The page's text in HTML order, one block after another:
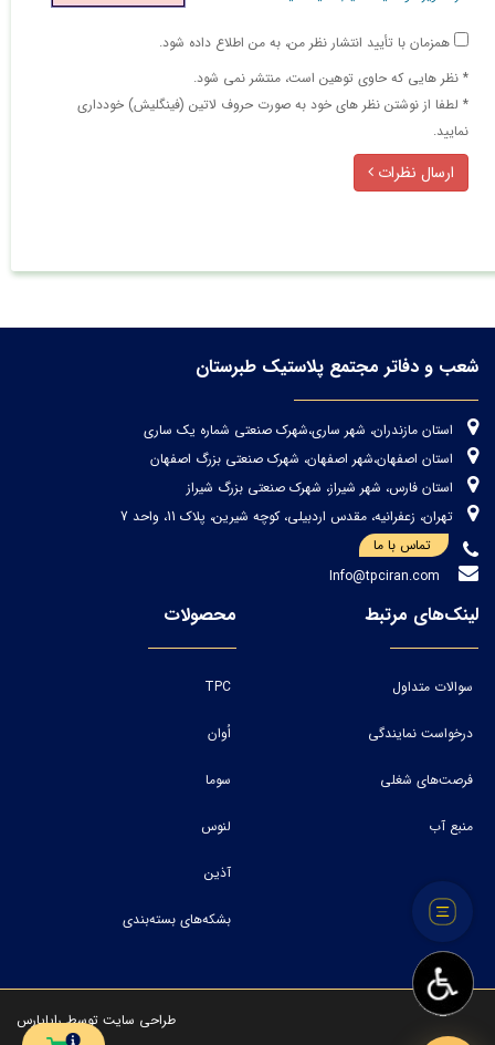
همزمان با تأیید انتشار نظر من، به من اطلاع داده شود.
* نظر هایی كه حاوی توهین است، منتشر نمی شود.
* لطفا از نوشتن نظر های خود به صورت حروف لاتین (فینگلیش) خودداری
نمایید.
ارسال نظرات
شعب و دفاتر مجتمع پلاستیک طبرستان
استان مازندران، شهر ساری،شهرک صنعتی شماره یک ساری
استان اصفهان،شهر اصفهان، شهرک صنعتی بزرگ اصفهان
استان فارس، شهر شیراز، شهرک صنعتی بزرگ شیراز
تهران، زعفرانیه، مقدس اردبیلی، کوچه شیرین، پلاک 11، واحد 7
تماس با ما
لینک‌های مرتبط
سوالات متداول
درخواست نمایندگی
فرصت‌های شغلی
منبع آب
محصولات
TPC
اُوان
سوما
لنوس
آذین
بشکه‌های بسته‌بندی
طراحی سایت توسطرایاپارس